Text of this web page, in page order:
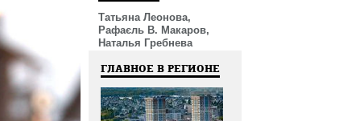
Татьяна Леонова,
Рафаєль В. Макаров,
Наталья Гребнева
ГЛАВНОЕ В РЕГИОНЕ